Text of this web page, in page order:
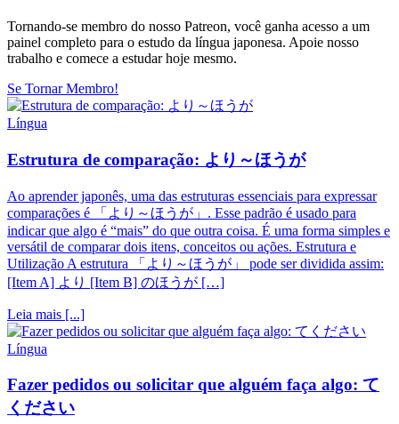
Tornando-se membro do nosso Patreon, você ganha acesso a um
painel completo para o estudo da língua japonesa. Apoie nosso
trabalho e comece a estudar hoje mesmo.
Se Tornar Membro!
Língua
Estrutura de comparação: より～ほうが
Ao aprender japonês, uma das estruturas essenciais para expressar
comparações é 「より～ほうが」. Esse padrão é usado para
indicar que algo é “mais” do que outra coisa. É uma forma simples e
versátil de comparar dois itens, conceitos ou ações. Estrutura e
Utilização A estrutura 「より～ほうが」 pode ser dividida assim:
[Item A] より [Item B] のほうが […]
Leia mais [...]
Língua
Fazer pedidos ou solicitar que alguém faça algo: て
ください